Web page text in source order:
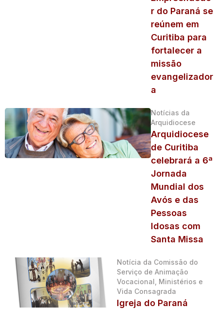
r do Paraná se
reúnem em
Curitiba para
fortalecer a
missão
evangelizador
a
Notícias da
Arquidiocese
Arquidiocese
de Curitiba
celebrará a 6ª
Jornada
Mundial dos
Avós e das
Pessoas
Idosas com
Santa Missa
Notícia da Comissão do
Serviço de Animação
Vocacional, Ministérios e
Vida Consagrada
Igreja do Paraná